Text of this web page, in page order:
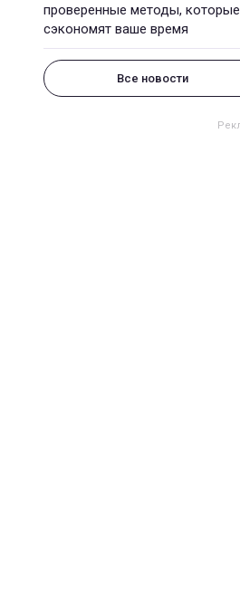
проверенные методы, которые
сэкономят ваше время
Все новости